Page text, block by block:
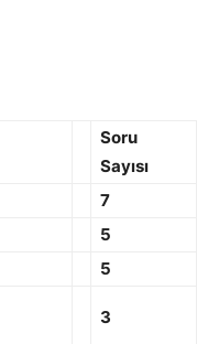
Soru
Sayısı
7
5
5
3